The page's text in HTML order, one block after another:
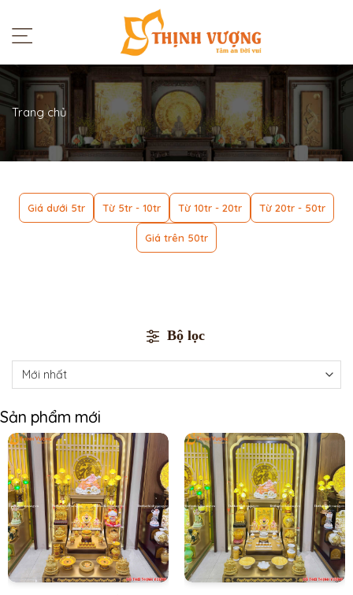
Trang chủ
Giá dưới 5tr Từ 5tr - 10tr Từ 10tr - 20tr Từ 20tr - 50tr
Giá trên 50tr
Bộ lọc
Sản phẩm mới